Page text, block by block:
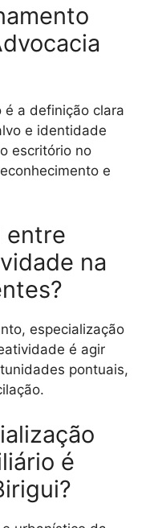
é a definição clara
e identidade
escritório no
e
entre
na
especialização
é agir
pontuais,
é